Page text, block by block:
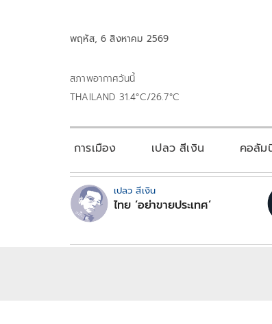
พฤหัส, 6 สิงหาคม 2569
สภาพอากาศวันนี้
THAILAND 31.4°C/26.7°C
การเมือง เปลว สีเงิน คอลัม
เปลว สีเงิน
ไทย ‘อย่าขายประเทศ’